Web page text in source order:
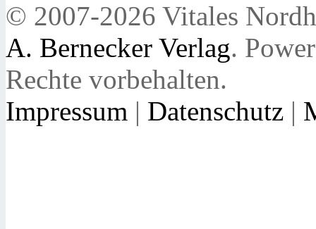
© 2007-2026 Vitales
A. Bernecker Verlag.
Rechte vorbehalten.
Impressum | Datenschutz |